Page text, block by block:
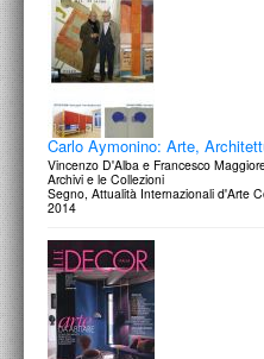
Carlo Aymonino: Arte,
Vincenzo D'Alba e Francesco
Archivi e le Collezioni
Segno, Attualità Internazionali d'Arte
2014